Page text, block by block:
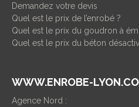
Demandez votre devis
Quel est le prix de l’enrobé ?
Quel est le prix du goudron à
Quel est le prix du béton
WWW.ENROBE-
Agence Nord :